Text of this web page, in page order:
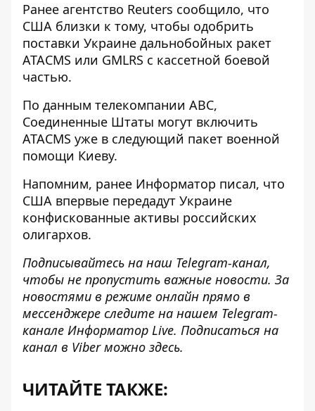
Ранее агентство Reuters сообщило, что
США близки к тому, чтобы одобрить
поставки Украине дальнобойных ракет
ATACMS или GMLRS с кассетной боевой
частью.
По данным телекомпании ABC,
Соединенные Штаты могут включить
ATACMS уже в следующий пакет военной
помощи Киеву.
Напомним, ранее Информатор писал, что
США впервые передадут Украине
конфискованные активы российских
олигархов.
Подписывайтесь на наш Telegram-канал,
чтобы не пропустить важные новости. За
новостями в режиме онлайн прямо в
мессенджере следите на нашем Telegram-
канале Информатор Live. Подписаться на
канал в Viber можно здесь.
ЧИТАЙТЕ ТАКЖЕ: